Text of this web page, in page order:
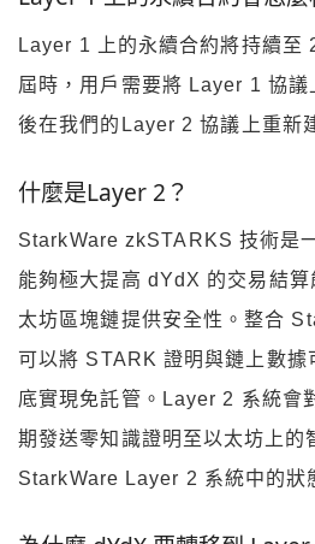
Layer 1 上的永續合約將持續至
屆時，用戶需要將 Layer 1 協議
後在我們的Layer 2 協議上重新
什麼是Layer 2？
StarkWare zkSTARKS 技術是
能夠極大提高 dYdX 的交易結
太坊區塊鏈提供安全性。整合
可以將 STARK 證明與鏈上數據
底實現免託管。Layer 2 系統會
期發送零知識證明至以太坊上的
StarkWare Layer 2 系統中的狀